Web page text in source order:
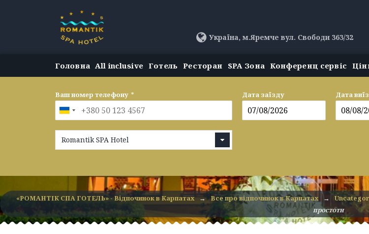
Україна, м.Яремче вул. Свободи 363/32
Головна All inclusive Готель Ресторан SPA Зона Конференц сервіс
Ваш номер телефону *
Romantik SPA Hotel
Дата заїзду Дата
«РОМАНТІК СПА ГОТЕЛЬ» - Відпочинок в Карпатах → Все про відпочинок в Карпатах →
простоти